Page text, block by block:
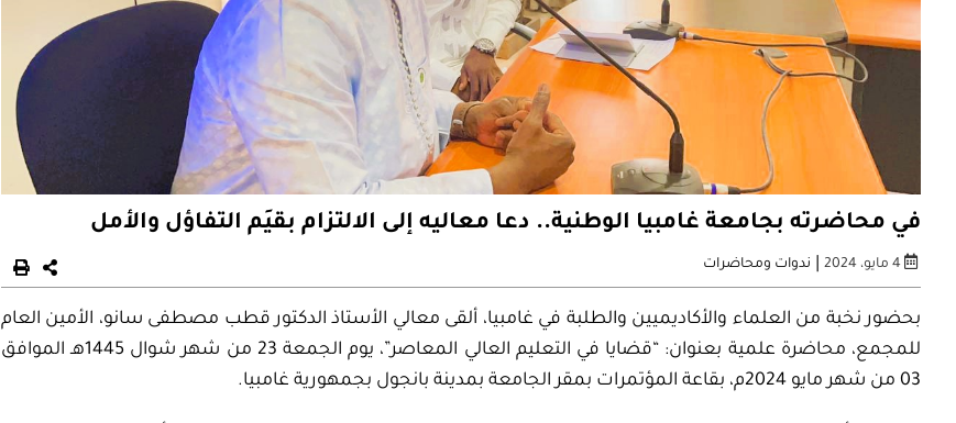
في محاضرته بجامعة غامبيا الوطنية.. دعا معاليه إلى الالتزام بقيَم التفاؤل والأمل
4 مايو، 2024 | ندوات ومحاضرات
بحضور نخبة من العلماء والأكاديميين والطلبة في غامبيا، ألقى معالي الأستاذ الدكتور قطب مصطفى سانو، الأمين العام
للمجمع، محاضرة علمية بعنوان: “قضايا في التعليم العالي المعاصر”، يوم الجمعة 23 من شهر شوال 1445هـ الموافق
03 من شهر مايو 2024م، بقاعة المؤتمرات بمقر الجامعة بمدينة بانجول بجمهورية غامبيا.